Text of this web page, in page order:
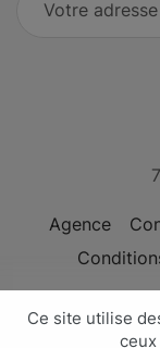
Agence
Les
Conçu